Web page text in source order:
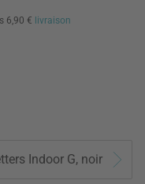
6,90 € livraison
Indoor G, noir